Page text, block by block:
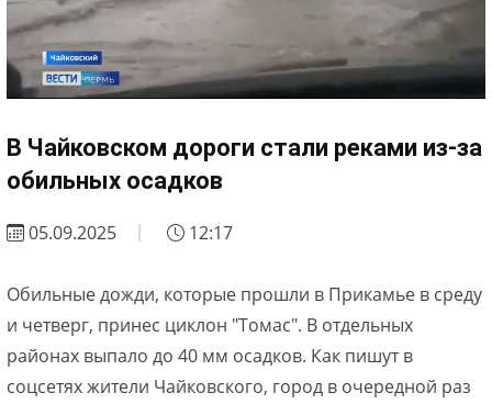
В Чайковском дороги стали реками из-за
обильных осадков
05.09.2025 12:17
Обильные дожди, которые прошли в Прикамье в среду
и четверг, принес циклон "Томас". В отдельных
районах выпало до 40 мм осадков. Как пишут в
соцсетях жители Чайковского, город в очередной раз